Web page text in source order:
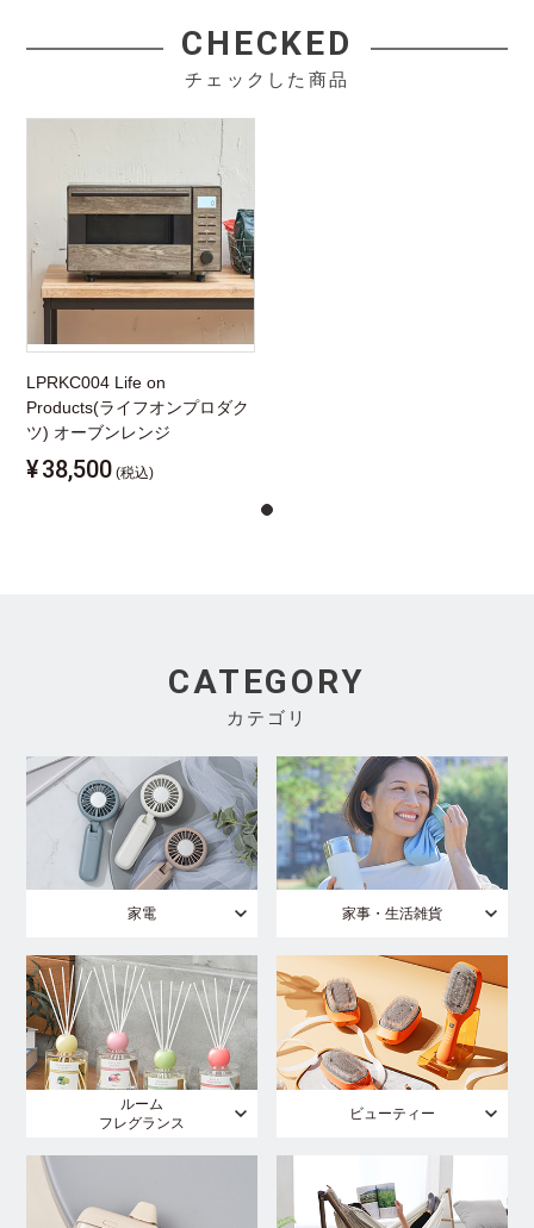
CHECKED
チェックした商品
LPRKC004 Life on
Products(ライフオンプロダク
ツ) オーブンレンジ
¥38,500 (税込)
CATEGORY
カテゴリ
家電 家事・生活雑貨
ルーム
フレグランス
ビューティー